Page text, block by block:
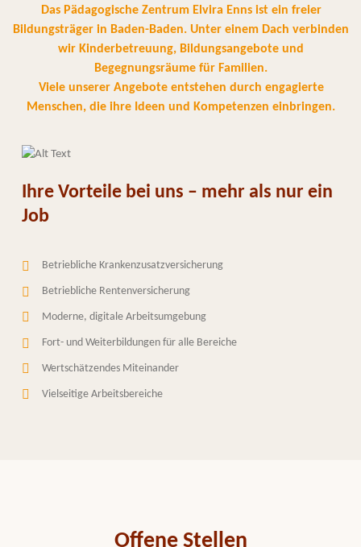
Das Pädagogische Zentrum Elvira Enns ist ein freier
Bildungsträger in Baden-Baden. Unter einem Dach verbinden
wir Kinderbetreuung, Bildungsangebote und
Begegnungsräume für Familien.
Viele unserer Angebote entstehen durch engagierte
Menschen, die ihre Ideen und Kompetenzen einbringen.
Ihre Vorteile bei uns – mehr als nur ein
Job
Betriebliche Krankenzusatzversicherung
Betriebliche Rentenversicherung
Moderne, digitale Arbeitsumgebung
Fort- und Weiterbildungen für alle Bereiche
Wertschätzendes Miteinander
Vielseitige Arbeitsbereiche
Offene Stellen